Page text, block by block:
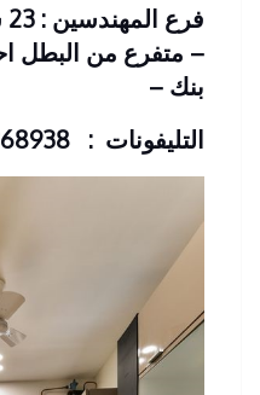
– متفرع من البطل
بنك –
التليفونات : 33368938 – 01210044703